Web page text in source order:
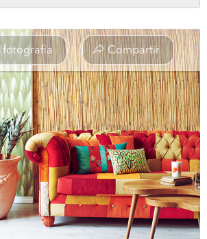
fotografia Compartir